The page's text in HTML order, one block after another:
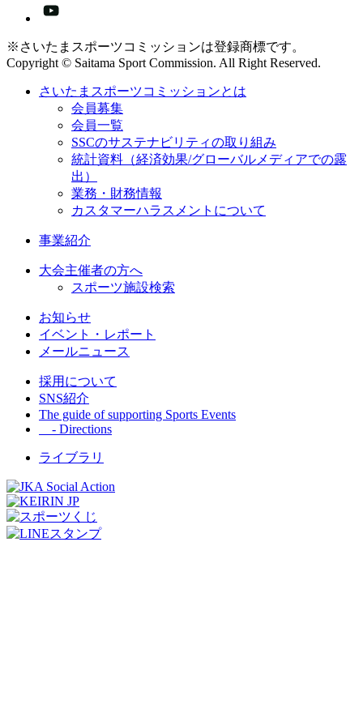
※さいたまスポーツコミッションは登録商標です。
Copyright © Saitama Sport Commission. All Right Reserved.
さいたまスポーツコミッションとは
会員募集
会員一覧
SSCのサステナビリティの取り組み
統計資料（経済効果/グローバルメディアでの露
出）
業務・財務情報
カスタマーハラスメントについて
事業紹介
大会主催者の方へ
スポーツ施設検索
お知らせ
イベント・レポート
メールニュース
採用について
SNS紹介
The guide of supporting Sports Events
- Directions
ライブラリ